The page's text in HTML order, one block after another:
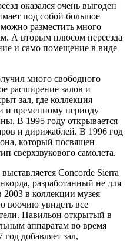
оказался очень выгоден
под собой большое
можно разместить много
А вторым плюсом переезда
и само помещение в виде
много свободного
расширение залов и
зал, где коллекция
и временному периоду
В 1995 году открывается
и дирижаблей. В 1996 год
который посвящен
сверхзвукового самолета.
Concorde Sierra
разработанный не для
в коллекции музея
воочию увидеть все
Павильон открытый в
аппаратам во время
добавляет зал,